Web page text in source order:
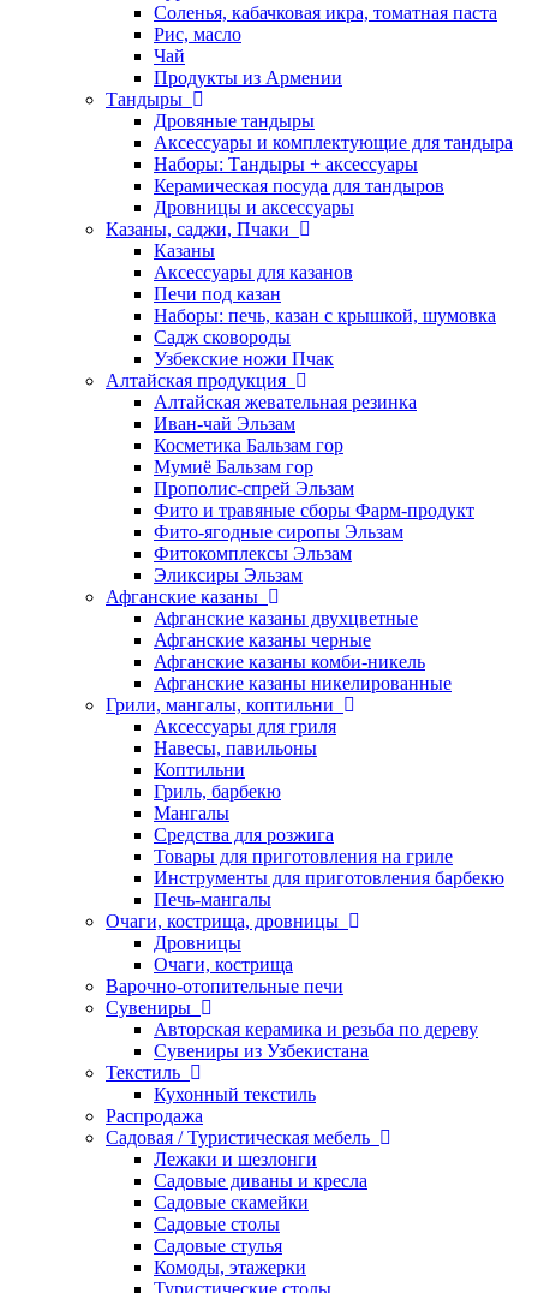
Соленья, кабачковая икра, томатная паста
Рис, масло
Чай
Продукты из Армении
Тандыры
Дровяные тандыры
Аксессуары и комплектующие для тандыра
Наборы: Тандыры + аксессуары
Керамическая посуда для тандыров
Дровницы и аксессуары
Казаны, саджи, Пчаки
Казаны
Аксессуары для казанов
Печи под казан
Наборы: печь, казан с крышкой, шумовка
Садж сковороды
Узбекские ножи Пчак
Алтайская продукция
Алтайская жевательная резинка
Иван-чай Эльзам
Косметика Бальзам гор
Мумиё Бальзам гор
Прополис-спрей Эльзам
Фито и травяные сборы Фарм-продукт
Фито-ягодные сиропы Эльзам
Фитокомплексы Эльзам
Эликсиры Эльзам
Афганские казаны
Афганские казаны двухцветные
Афганские казаны черные
Афганские казаны комби-никель
Афганские казаны никелированные
Грили, мангалы, коптильни
Аксессуары для гриля
Навесы, павильоны
Коптильни
Гриль, барбекю
Мангалы
Средства для розжига
Товары для приготовления на гриле
Инструменты для приготовления барбекю
Печь-мангалы
Очаги, кострища, дровницы
Дровницы
Очаги, кострища
Варочно-отопительные печи
Сувениры
Авторская керамика и резьба по дереву
Сувениры из Узбекистана
Текстиль
Кухонный текстиль
Распродажа
Садовая / Туристическая мебель
Лежаки и шезлонги
Садовые диваны и кресла
Садовые скамейки
Садовые столы
Садовые стулья
Комоды, этажерки
Туристические столы